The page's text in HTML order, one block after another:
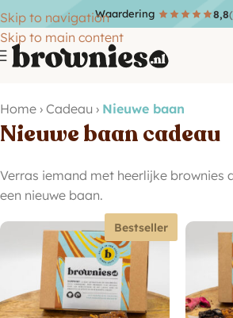
Skip to navigation
Skip to main content
Waardering 8,8
Home › Cadeau › Nieuwe baan
Nieuwe baan cadeau
Verras iemand met heerlijke brownies
een nieuwe baan.
Bestseller